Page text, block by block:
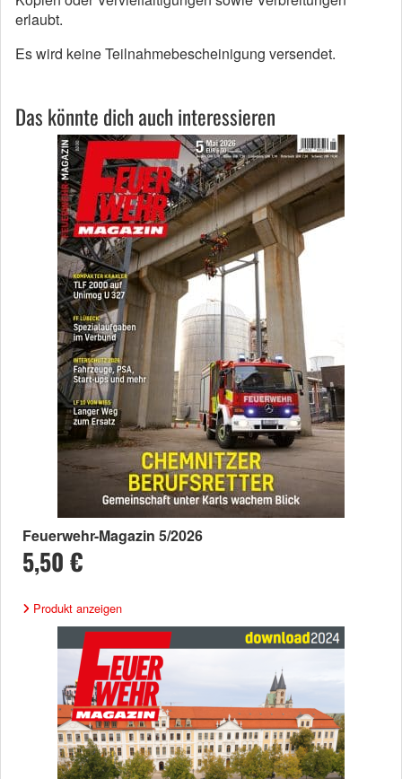
erlaubt.
Es wird keine Teilnahmebescheinigung versendet.
Das könnte dich auch interessieren
Feuerwehr-Magazin 5/2026
5,50 €
Produkt anzeigen